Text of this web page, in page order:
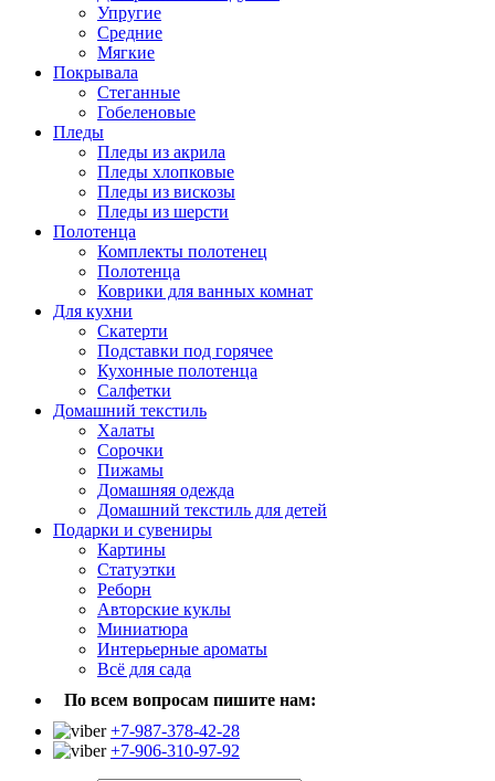
Упругие
Средние
Мягкие
Покрывала
Стеганные
Гобеленовые
Пледы
Пледы из акрила
Пледы хлопковые
Пледы из вискозы
Пледы из шерсти
Полотенца
Комплекты полотенец
Полотенца
Коврики для ванных комнат
Для кухни
Скатерти
Подставки под горячее
Кухонные полотенца
Салфетки
Домашний текстиль
Халаты
Сорочки
Пижамы
Домашняя одежда
Домашний текстиль для детей
Подарки и сувениры
Картины
Статуэтки
Реборн
Авторские куклы
Миниатюра
Интерьерные ароматы
Всё для сада
По всем вопросам пишите нам:
+7-987-378-42-28
+7-906-310-97-92